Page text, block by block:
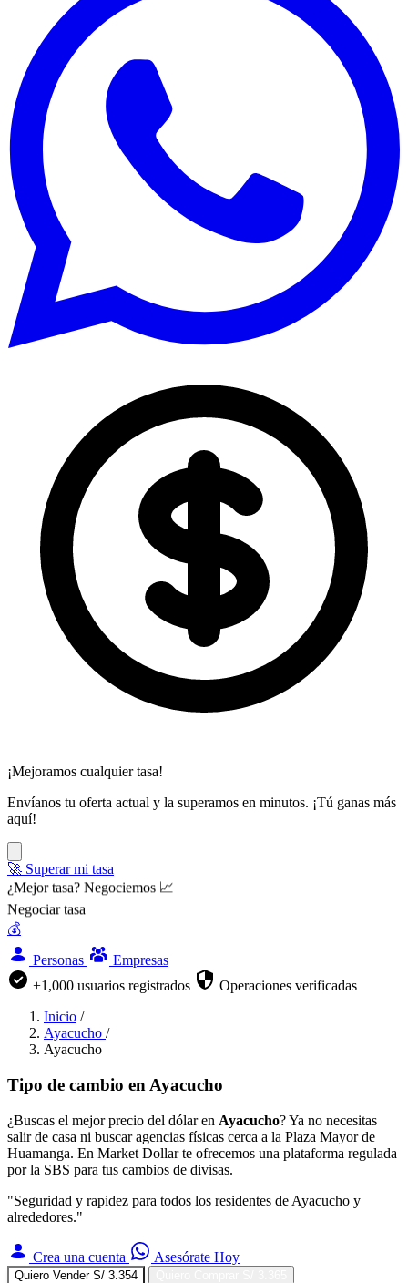
¡Mejoramos cualquier tasa!
Envíanos tu oferta actual y la superamos en minutos. ¡Tú ganas más
aquí!
🚀 Superar mi tasa
¿Mejor tasa? Negociemos 📈
Negociar tasa
💰
Personas
Empresas
+1,000 usuarios registrados
Operaciones verificadas
Inicio /
Ayacucho /
Ayacucho
Tipo de cambio en Ayacucho
¿Buscas el mejor precio del dólar en Ayacucho? Ya no necesitas
salir de casa ni buscar agencias físicas cerca a la Plaza Mayor de
Huamanga. En Market Dollar te ofrecemos una plataforma regulada
por la SBS para tus cambios de divisas.
"Seguridad y rapidez para todos los residentes de Ayacucho y
alrededores."
Crea una cuenta Asesórate Hoy
Quiero Vender S/ 3.354